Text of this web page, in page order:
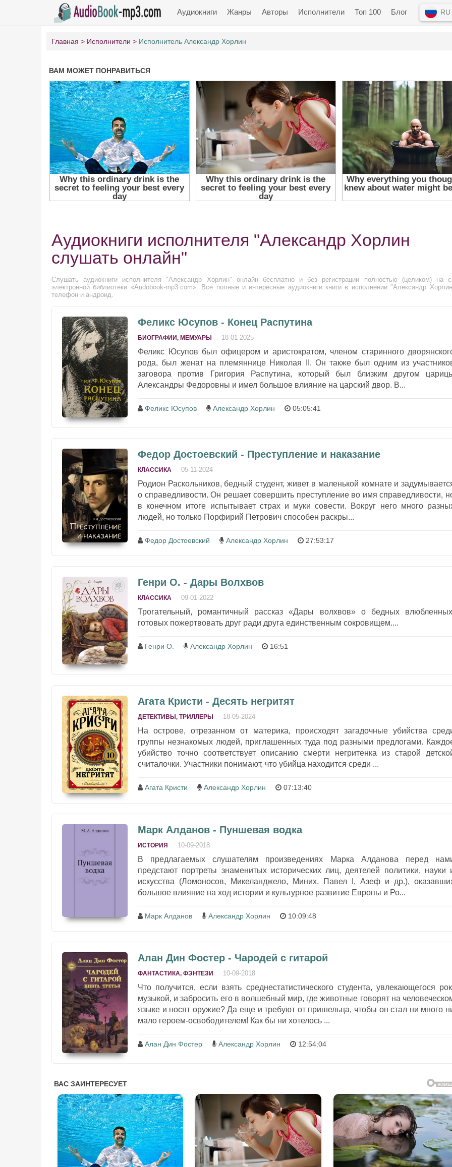
Аудиокниги Жанры Авторы Исполнители Топ 100 Блог RU
Главная Исполнители Исполнитель Александр Хорлин
Аудиокниги исполнителя "Александр Хорлин
слушать онлайн"
Слушать аудиокниги исполнителя "Александр Хорлин" онлайн бесплатно и без регистрации полностью (целиком) на
электронной библиотеки «Audobook-mp3.com». Все полные и интересные аудиокниги книги в исполнении "Александр
телефон и андроид.
Феликс Юсупов - Конец Распутина
БИОГРАФИИ, МЕМУАРЫ 18-01-2025
Феликс Юсупов был офицером и аристократом, членом старинного
рода, был женат на племяннице Николая II. Он также был одним из
заговора против Григория Распутина, который был близким другом
Александры Федоровны и имел большое влияние на царский двор. В...
Феликс Юсупов Александр Хорлин 05:05:41
Федор Достоевский - Преступление и наказание
КЛАССИКА 05-11-2024
Родион Раскольников, бедный студент, живет в маленькой комнате и
о справедливости. Он решает совершить преступление во имя справедливости,
в конечном итоге испытывает страх и муки совести. Вокруг него много
людей, но только Порфирий Петрович способен раскры...
Федор Достоевский Александр Хорлин 27:53:17
Генри О. - Дары Волхвов
КЛАССИКА 09-01-2022
Трогательный, романтичный рассказ «Дары волхвов» о бедных
готовых пожертвовать друг ради друга единственным сокровищем....
Генри О. Александр Хорлин 16:51
Агата Кристи - Десять негритят
ДЕТЕКТИВЫ, ТРИЛЛЕРЫ 18-05-2024
На острове, отрезанном от материка, происходят загадочные убийства
группы незнакомых людей, приглашенных туда под разными предлогами.
убийство точно соответствует описанию смерти негритенка из старой
считалочки. Участники понимают, что убийца находится среди ...
Агата Кристи Александр Хорлин 07:13:40
Марк Алданов - Пуншевая водка
ИСТОРИЯ 10-09-2018
В предлагаемых слушателям произведениях Марка Алданова перед
предстают портреты знаменитых исторических лиц, деятелей политики, науки
искусства (Ломоносов, Микеланджело, Миних, Павел I, Азеф и др.),
большое влияние на ход истории и культурное развитие Европы и Ро...
Марк Алданов Александр Хорлин 10:09:48
Алан Дин Фостер - Чародей с гитарой
ФАНТАСТИКА, ФЭНТЕЗИ 10-09-2018
Что получится, если взять среднестатистического студента, увлекающегося
музыкой, и забросить его в волшебный мир, где животные говорят на
языке и носят оружие? Да еще и требуют от пришельца, чтобы он стал ни много
мало героем-освободителем! Как бы ни хотелось ...
Алан Дин Фостер Александр Хорлин 12:54:04